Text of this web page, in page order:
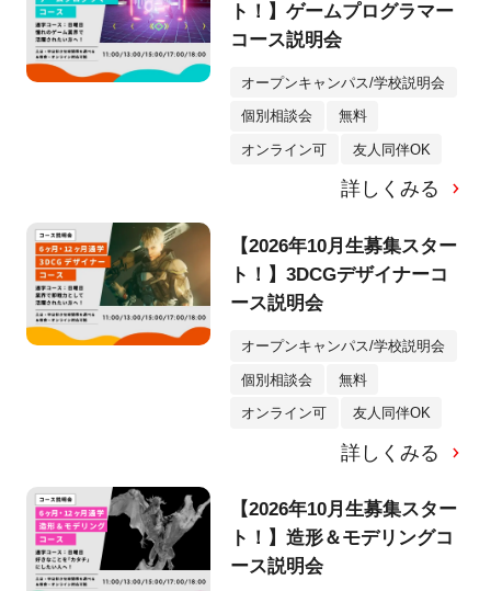
ト！】ゲームプログラマー
コース説明会
オープンキャンパス/学校説明会
個別相談会 無料
オンライン可 友人同伴OK
詳しくみる
【2026年10月生募集スター
ト！】3DCGデザイナーコ
ース説明会
オープンキャンパス/学校説明会
個別相談会 無料
オンライン可 友人同伴OK
詳しくみる
【2026年10月生募集スター
ト！】造形＆モデリングコ
ース説明会